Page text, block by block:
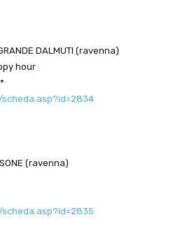
DALMUTI (ravenna)
hour
(ravenna)